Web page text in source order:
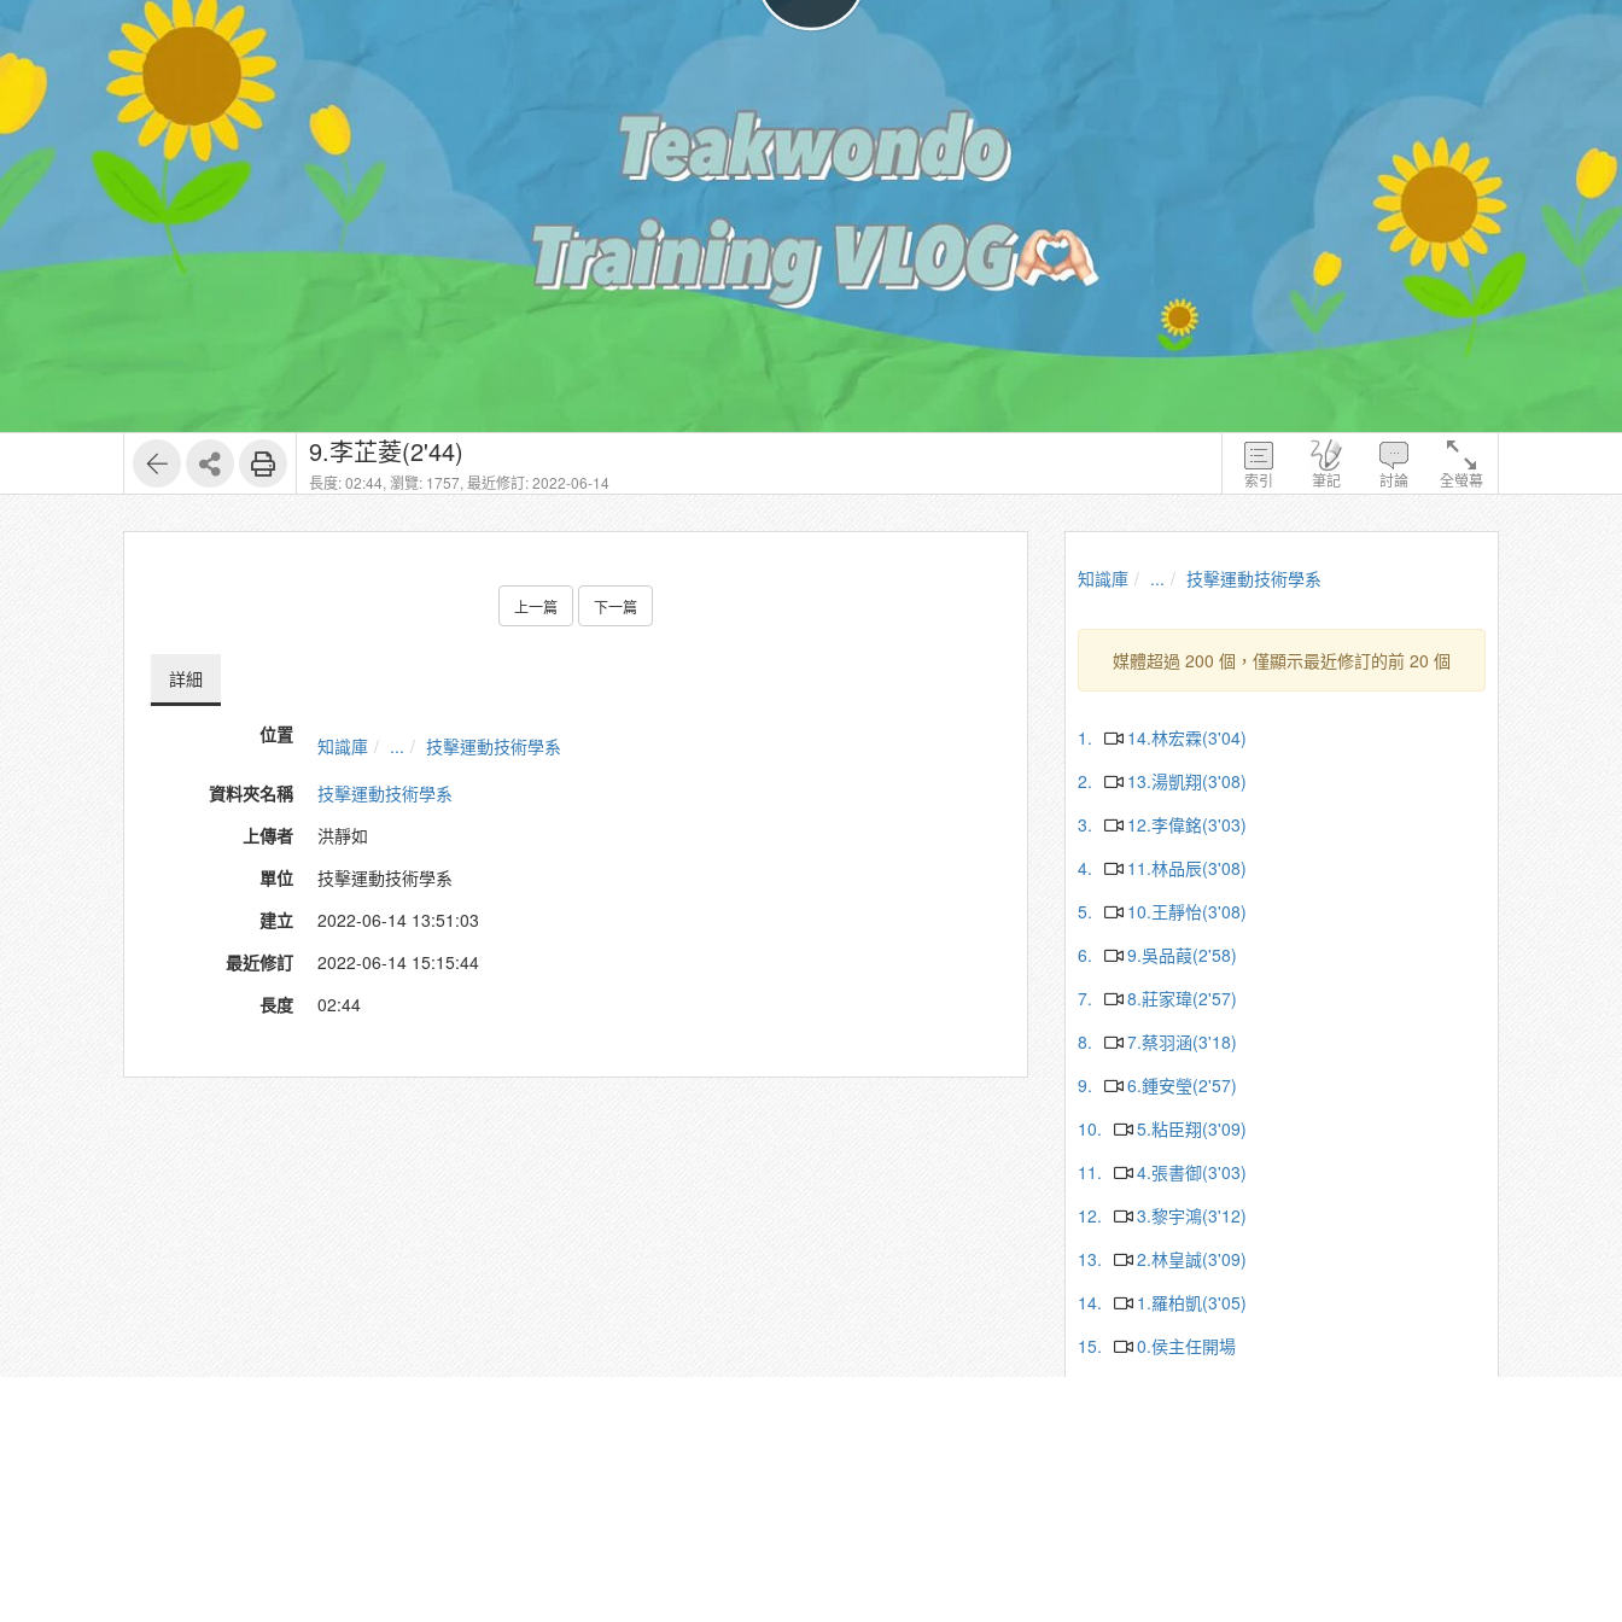
索引 筆記 討論 全螢幕
9.李芷菱(2'44)
長度: 02:44, 瀏覽: 1757, 最近修訂: 2022-06-14
上一篇 下一篇
詳細
位置 知識庫 ...
技擊運動技術學系
資料夾名稱
技擊運動技術學系
上傳者
洪靜如
單位
技擊運動技術學系
建立
2022-06-14 13:51:03
最近修訂
2022-06-14 15:15:44
長度
02:44
知識庫 ... 技擊運動技術學系
媒體超過 200 個，僅顯示最近修訂的前 20 個
1.
14.林宏霖(3'04)
2.
13.湯凱翔(3'08)
3.
12.李偉銘(3'03)
4.
11.林品辰(3'08)
5.
10.王靜怡(3'08)
6.
9.吳品葭(2'58)
7.
8.莊家瑋(2'57)
8.
7.蔡羽涵(3'18)
9.
6.鍾安瑩(2'57)
10.
5.粘臣翔(3'09)
11.
4.張書御(3'03)
12.
3.黎宇鴻(3'12)
13.
2.林皇誠(3'09)
14.
1.羅柏凱(3'05)
15.
0.侯主任開場